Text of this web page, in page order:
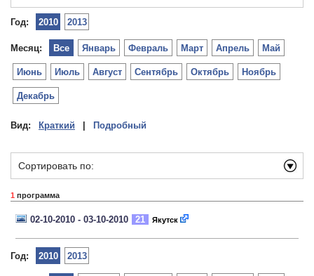
Год: 2010 2013
Месяц: Январь Февраль Март Апрель Май
Июнь Июль Август Сентябрь Октябрь Ноябрь
Декабрь
Все
Вид: Краткий Подробный
Сортировать по:
1 программа
02-10-2010 - 03-10-2010 21 Якутск
Год: 2010 2013